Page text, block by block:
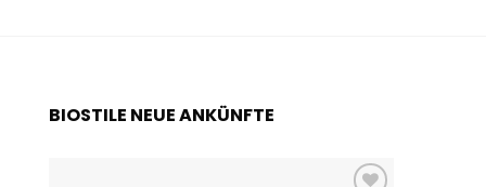
BIOSTILE NEUE ANKÜNFTE